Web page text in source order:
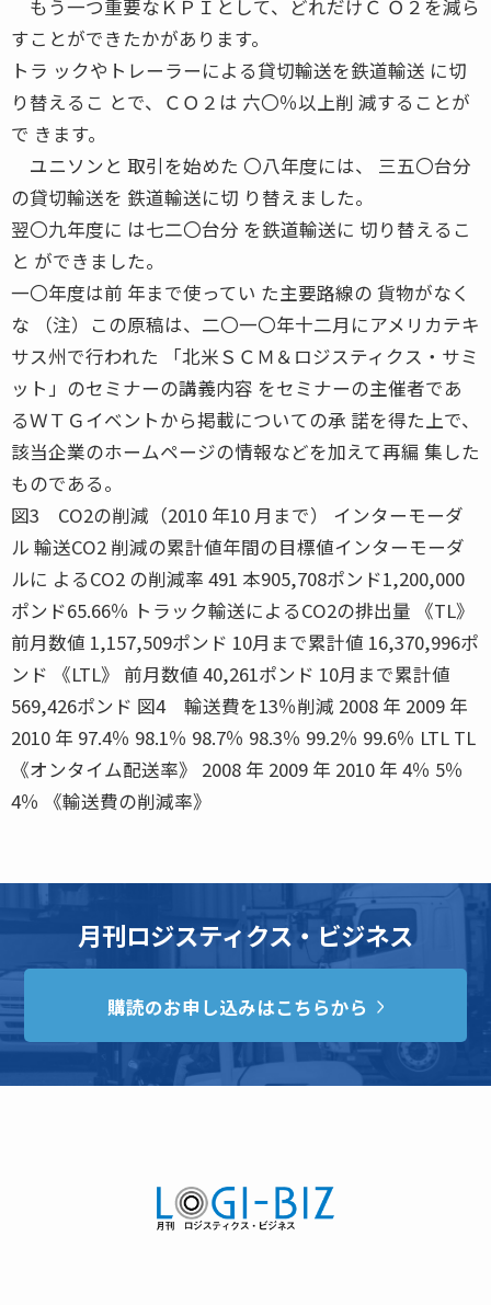
もう一つ重要なＫＰＩとして、どれだけＣ Ｏ２を減ら
すことができたかがあります。
トラ ックやトレーラーによる貸切輸送を鉄道輸送 に切
り替えるこ とで、ＣＯ２は 六〇％以上削 減することが
で きます。
ユニソンと 取引を始めた 〇八年度には、 三五〇台分
の貸切輸送を 鉄道輸送に切 り替えました。
翌〇九年度に は七二〇台分 を鉄道輸送に 切り替えるこ
と ができました。
一〇年度は前 年まで使ってい た主要路線の 貨物がなく
な （注）この原稿は、二〇一〇年十二月にアメリカテキ
サス州で行われた 「北米ＳＣＭ＆ロジスティクス・サミ
ット」のセミナーの講義内容 をセミナーの主催者であ
るＷＴＧイベントから掲載についての承 諾を得た上で、
該当企業のホームページの情報などを加えて再編 集した
ものである。
図3 CO2の削減（2010 年10 月まで） インターモーダ
ル 輸送CO2 削減の累計値年間の目標値インターモーダ
ルに よるCO2 の削減率 491 本905,708ポンド1,200,000
ポンド65.66％ トラック輸送によるCO2の排出量 《TL》
前月数値 1,157,509ポンド 10月まで累計値 16,370,996ポ
ンド 《LTL》 前月数値 40,261ポンド 10月まで累計値
569,426ポンド 図4 輸送費を13％削減 2008 年 2009 年
2010 年 97.4％ 98.1％ 98.7％ 98.3％ 99.2％ 99.6％ LTL TL
《オンタイム配送率》 2008 年 2009 年 2010 年 4％ 5％
4％ 《輸送費の削減率》
月刊ロジスティクス・ビジネス
購読のお申し込みはこちらから